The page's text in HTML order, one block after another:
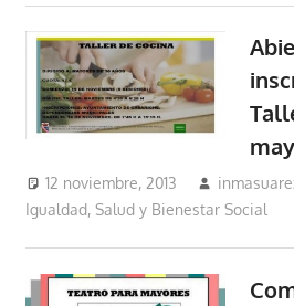
12 noviembre, 2013
Igualdad, Salud y Bienestar Social